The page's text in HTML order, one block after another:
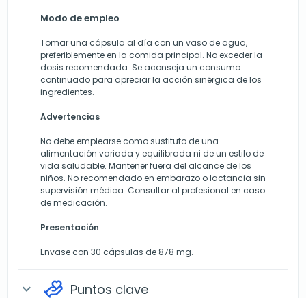
Modo de empleo
Tomar una cápsula al día con un vaso de agua,
preferiblemente en la comida principal. No exceder la
dosis recomendada. Se aconseja un consumo
continuado para apreciar la acción sinérgica de los
ingredientes.
Advertencias
No debe emplearse como sustituto de una
alimentación variada y equilibrada ni de un estilo de
vida saludable. Mantener fuera del alcance de los
niños. No recomendado en embarazo o lactancia sin
supervisión médica. Consultar al profesional en caso
de medicación.
Presentación
Envase con 30 cápsulas de 878 mg.
expand_more Puntos clave